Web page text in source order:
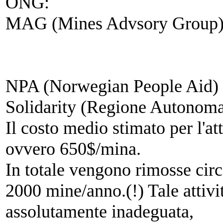
MAG (Mines Advsory
NPA (Norwegian People
Solidarity (Regione
Il costo medio stimato per
ovvero 650$/mina.
In totale vengono rimosse
2000 mine/anno.(!) Tale
assolutamente inadeguata,